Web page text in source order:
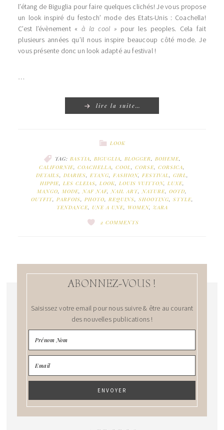
l’étang de Biguglia pour faire quelques clichés! Je vous propose
un look inspiré du festoch’ mode des Etats-Unis : Coachella!
C’est l’évènement «à la cool » pour les peoples. Cela fait
plusieurs années qu’il nous inspire beaucoup côté mode. Je
vous présente donc un look adapté au festival !
…
lire la suite…
LOOK
TAG: BASTIA, BIGUGLIA, BLOGGER, BOHEME,
CALIFORNIE, COACHELLA, COOL, CORSE, CORSICA,
DETAILS, DIARIES, ETANG, FASHION, FESTIVAL, GIRL,
HIPPIE, LES CLEIAS, LOOK, LOUIS VUITTON, LUXE,
MANGO, MODE,NAF NAF,NAIL ART,NATURE, OOTD,
OUTFIT, PARFOIS, PHOTO, REQUINS, SHOOTING, STYLE,
TENDANCE, UNE A UNE, WOMEN,ZARA
2 COMMENTS
ABONNEZ-VOUS !
Saisissez votre email pour nous suivre & être au courant
des nouvelles publications !